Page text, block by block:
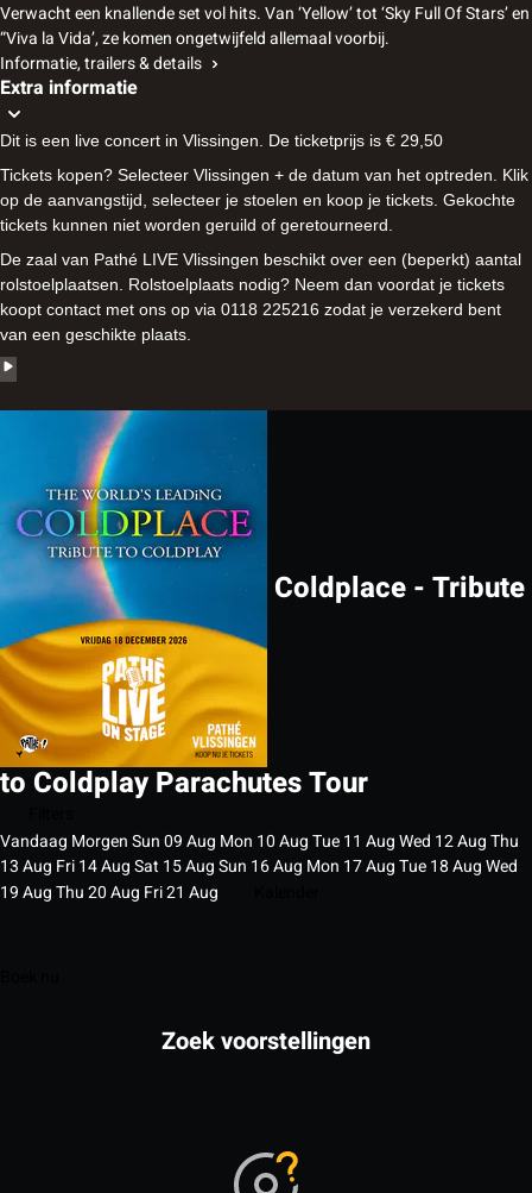
Verwacht een knallende set vol hits. Van ‘Yellow’ tot ‘Sky Full Of Stars’ en
“Viva la Vida’, ze komen ongetwijfeld allemaal voorbij.
Informatie, trailers & details
Extra informatie
Dit is een live concert in Vlissingen. De ticketprijs is € 29,50
Tickets kopen? Selecteer Vlissingen + de datum van het optreden. Klik
op de aanvangstijd, selecteer je stoelen en koop je tickets. Gekochte
tickets kunnen niet worden geruild of geretourneerd.
De zaal van Pathé LIVE Vlissingen beschikt over een (beperkt) aantal
rolstoelplaatsen. Rolstoelplaats nodig? Neem dan voordat je tickets
koopt contact met ons op via 0118 225216 zodat je verzekerd bent
van een geschikte plaats.
Coldplace - Tribute
to Coldplay Parachutes Tour
Vandaag MorgenSun09Aug Mon 10AugTue11 AugWed 12AugThu
13Aug Fri14AugSat 15AugSun 16Aug Mon 17AugTue18AugWed
19AugThu20Aug Fri21 Aug
Zoek voorstellingen